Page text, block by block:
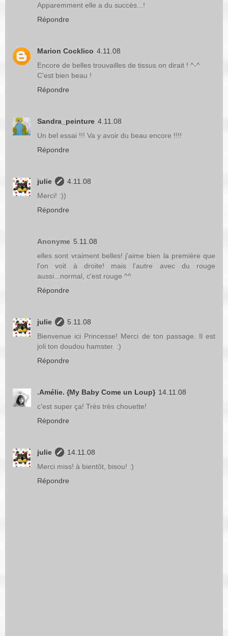
Apparemment elle a du succès...!
Répondre
Marion Cocklico 4.11.08
Encore de belles trouvailles de tissus on dirait ! ^-^
C'est bien beau !
Répondre
Sandra_peinture 4.11.08
Un bel essai !!! Va y avoir du beau encore !!!!
Répondre
julie
4.11.08
Merci! :))
Répondre
Anonyme 5.11.08
elles sont vraiment belles! j'aime bien la première que
l'on voit à droite! mais l'autre avec du rouge
aussi...normal, c'est rouge ^^
Répondre
julie
5.11.08
Bienvenue ici Princesse! Merci de ton passage. Il est
joli ton doudou hamster. :)
Répondre
.Amélie. {My Baby Come un Loup} 14.11.08
c'est super ça! Très très chouette!
Répondre
julie
14.11.08
Merci miss! à bientôt, bisou! :)
Répondre